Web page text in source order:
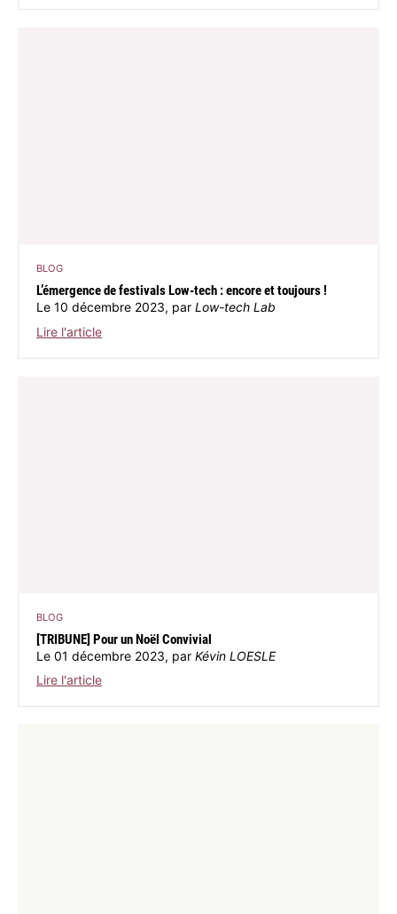
BLOG
L’émergence de festivals Low-tech : encore et toujours !
Le 10 décembre 2023, par Low-tech Lab
Lire l'article
BLOG
[TRIBUNE] Pour un Noël Convivial
Le 01 décembre 2023, par Kévin LOESLE
Lire l'article